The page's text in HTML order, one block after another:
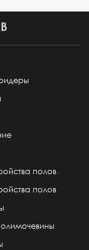
полов
полов